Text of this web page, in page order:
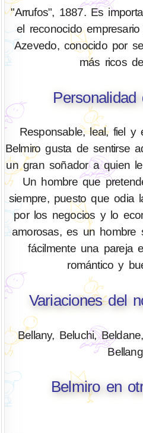
"Arrufos", 1887. Es
el reconocido
Azevedo, conocido por
más ricos
Responsable, leal, fiel y
Belmiro gusta de sentirse
un gran soñador a quien
Un hombre que
siempre, puesto que odia
por los negocios y lo
amorosas, es un hombre
fácilmente una pareja
romántico y
Variaciones del
Bellany, Beluchi,
Belmiro en